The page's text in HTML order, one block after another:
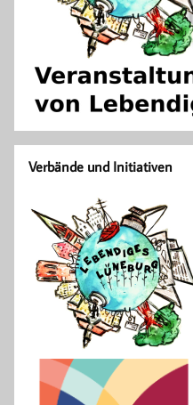
Verbände und Initiativen